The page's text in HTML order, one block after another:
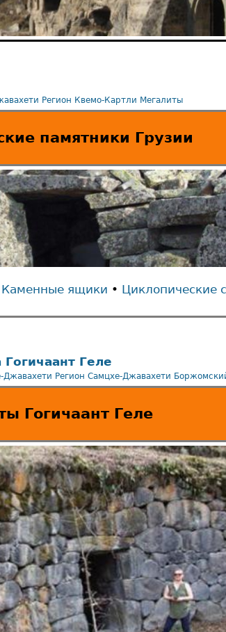
Регион Квемо-Картли Мегалиты
памятники Грузии
Каменные ящики • Циклопические
Геле
Джавахети Регион Самцхе-Джавахети
Гогичаант Геле